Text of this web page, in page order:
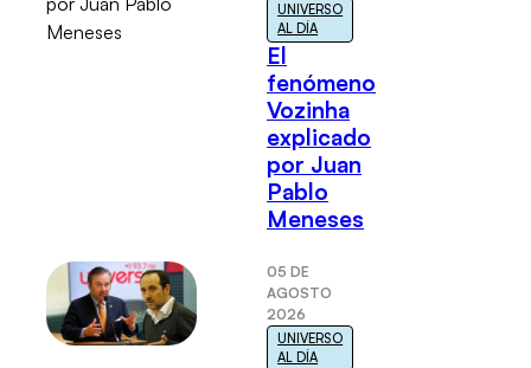
UNIVERSO
AL DÍA
El
fenómeno
Vozinha
explicado
por Juan
Pablo
Meneses
05 DE
AGOSTO
2026
UNIVERSO
AL DÍA